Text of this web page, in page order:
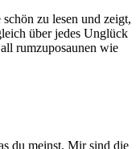
zu lesen und zeigt,
über jedes Unglück
rumzuposaunen wie
du meinst. Mir sind die